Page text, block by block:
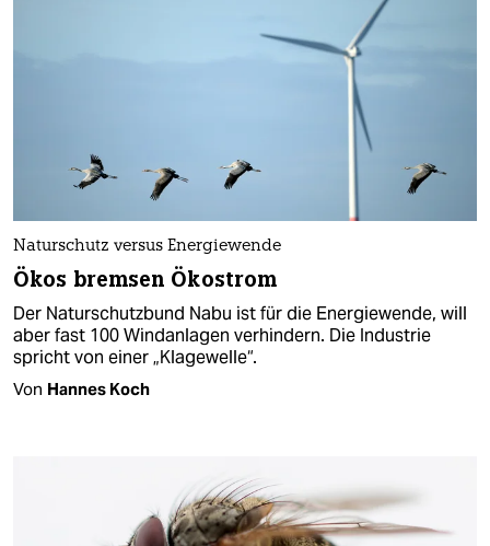
Naturschutz versus Energiewende
Ökos bremsen Ökostrom
Der Naturschutzbund Nabu ist für die Energiewende, will
aber fast 100 Windanlagen verhindern. Die Industrie
spricht von einer „Klagewelle“.
Von Hannes Koch